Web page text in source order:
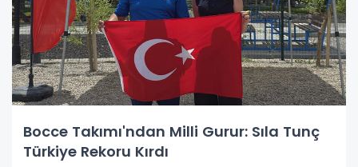
Bocce Takımı'ndan Milli Gurur: Sıla Tunç
Türkiye Rekoru Kırdı